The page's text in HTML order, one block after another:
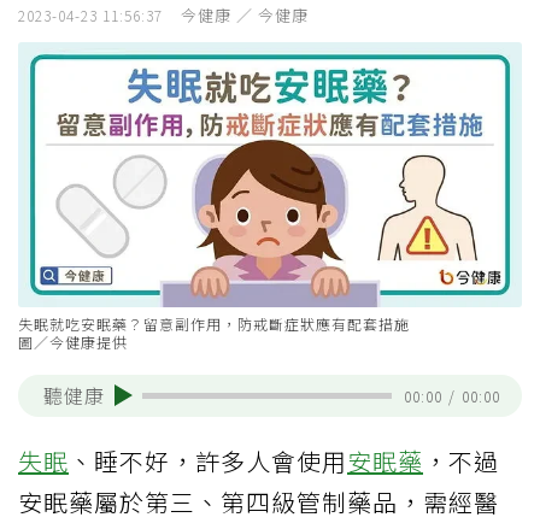
2023-04-23 11:56:37 今健康 ／ 今健康
失眠就吃安眠藥？留意副作用，防戒斷症狀應有配套措施
圖／今健康提供
聽健康 00:00 / 00:00
失眠 、睡不好，許多人會使用安眠藥 ，不過
安眠藥屬於第三、第四級管制藥品，需經醫